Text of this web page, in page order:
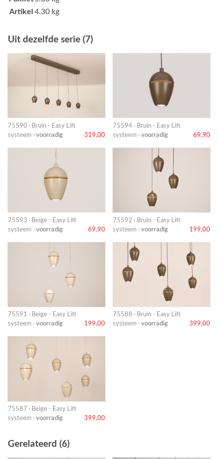
Artikel 4.30 kg
Uit dezelfde serie (7)
75590 · Bruin - Easy Lift
systeem · voorradig 319,00
75594 · Bruin - Easy Lift
systeem · voorradig 69,90
75593 · Beige - Easy Lift
systeem · voorradig 69,90
75592 · Bruin - Easy Lift
systeem · voorradig 199,00
75591 · Beige - Easy Lift
systeem · voorradig 199,00
75588 · Bruin - Easy Lift
systeem · voorradig 399,00
75587 · Beige - Easy Lift
systeem · voorradig 399,00
Gerelateerd (6)